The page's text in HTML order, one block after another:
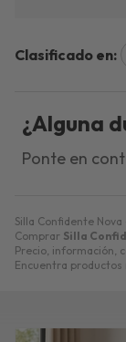
Silla Confidente
Comprar Silla
Precio, información,
Encuentra
Clasificado en:
¿Alguna
Ponte en